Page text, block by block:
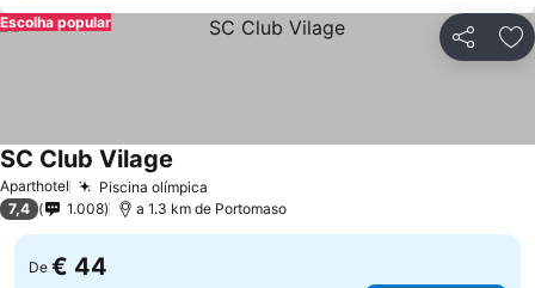
Partilhar
Escolha popular
Aparthotel Piscina olímpica
SC Club Vilage
7,4 1.008 a 1.3 km de Portomaso
De € 44